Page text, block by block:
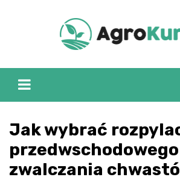
Jak wybrać
przedwschodowego
zwalczania